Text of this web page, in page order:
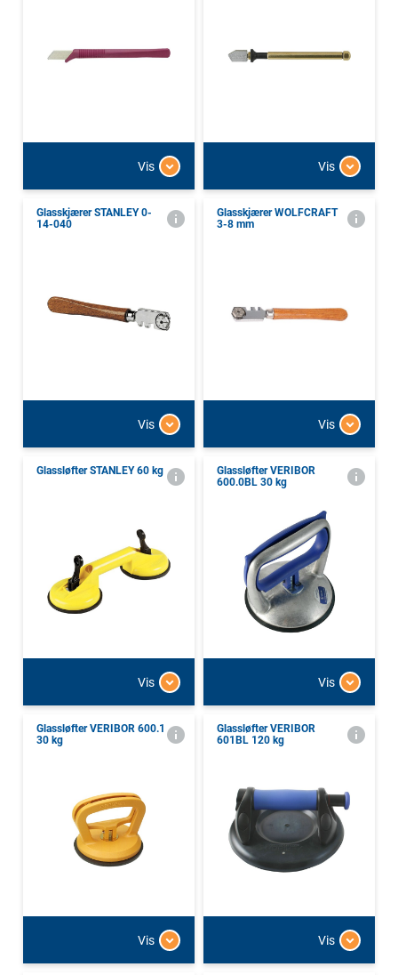
Vis Vis
Glasskjærer STANLEY 0-
14-040
Vis
Glasskjærer WOLFCRAFT
3-8 mm
Vis
Glassløfter STANLEY 60 kg
Vis
Glassløfter VERIBOR
600.0BL 30 kg
Vis
Glassløfter VERIBOR 600.1
30 kg
Vis
Glassløfter VERIBOR
601BL 120 kg
Vis